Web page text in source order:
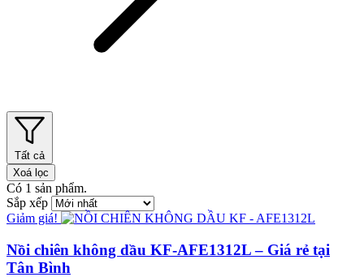
Tất cả
Xoá lọc
Có 1 sản phẩm.
Sắp xếp
Giảm giá!
Nồi chiên không dầu KF-AFE1312L – Giá rẻ tại
Tân Bình